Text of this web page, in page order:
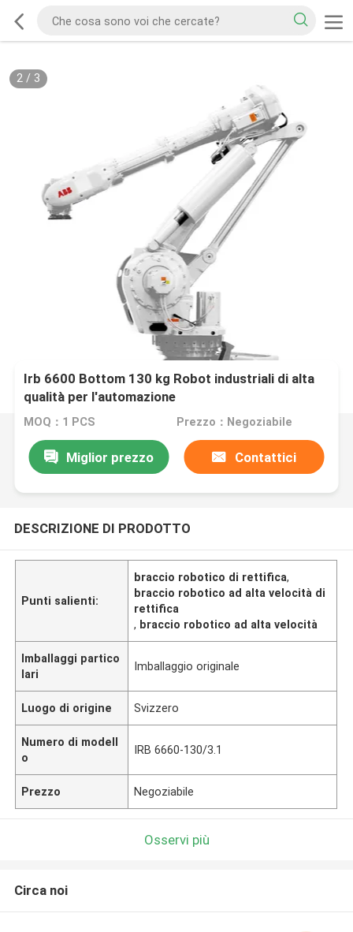
2/ 3
Irb 6600 Bottom 130 kg Robot industriali di alta
qualità per l'automazione
MOQ：1 PCS Prezzo：Negoziabile
Miglior prezzo Contattici
DESCRIZIONE DI PRODOTTO
Punti salienti:
braccio robotico di rettifica,
braccio robotico ad alta velocità di
rettifica
, braccio robotico ad alta velocità
Imballaggi partico
lari
Imballaggio originale
Luogo di origine Svizzero
Numero di modell
o
IRB 6660-130/3.1
Prezzo Negoziabile
Osservi più
Circa noi